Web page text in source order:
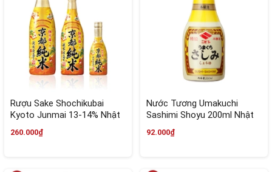
Rượu Sake Shochikubai
Kyoto Junmai 13-14% Nhật
260.000₫
Nước Tương Umakuchi
Sashimi Shoyu 200ml Nhật
92.000₫